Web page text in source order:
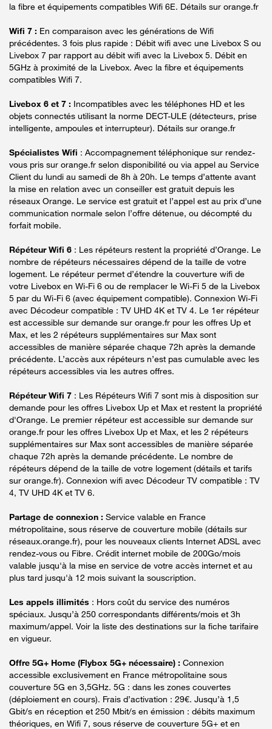
la fibre et équipements compatibles Wifi 6E. Détails sur orange.fr
Wifi 7 : En comparaison avec les générations de Wifi
précédentes. 3 fois plus rapide : Débit wifi avec une Livebox S ou
Livebox 7 par rapport au débit wifi avec la Livebox 5. Débit en
5GHz à proximité de la Livebox. Avec la fibre et équipements
compatibles Wifi 7.
Livebox 6 et 7 : Incompatibles avec les téléphones HD et les
objets connectés utilisant la norme DECT-ULE (détecteurs, prise
intelligente, ampoules et interrupteur). Détails sur orange.fr
Spécialistes Wifi : Accompagnement téléphonique sur rendez-
vous pris sur orange.fr selon disponibilité ou via appel au Service
Client du lundi au samedi de 8h à 20h. Le temps d’attente avant
la mise en relation avec un conseiller est gratuit depuis les
réseaux Orange. Le service est gratuit et l’appel est au prix d’une
communication normale selon l’offre détenue, ou décompté du
forfait mobile.
Répéteur Wifi 6 : Les répéteurs restent la propriété d’Orange. Le
nombre de répéteurs nécessaires dépend de la taille de votre
logement. Le répéteur permet d’étendre la couverture wifi de
votre Livebox en Wi-Fi 6 ou de remplacer le Wi-Fi 5 de la Livebox
5 par du Wi-Fi 6 (avec équipement compatible). Connexion Wi-Fi
avec Décodeur compatible : TV UHD 4K et TV 4. Le 1er répéteur
est accessible sur demande sur orange.fr pour les offres Up et
Max, et les 2 répéteurs supplémentaires sur Max sont
accessibles de manière séparée chaque 72h après la demande
précédente. L’accès aux répéteurs n’est pas cumulable avec les
répéteurs accessibles via les autres offres.
Répéteur Wifi 7 : Les Répéteurs Wifi 7 sont mis à disposition sur
demande pour les offres Livebox Up et Max et restent la propriété
d'Orange. Le premier répéteur est accessible sur demande sur
orange.fr pour les offres Livebox Up et Max, et les 2 répéteurs
supplémentaires sur Max sont accessibles de manière séparée
chaque 72h après la demande précédente. Le nombre de
répéteurs dépend de la taille de votre logement (détails et tarifs
sur orange.fr). Connexion wifi avec Décodeur TV compatible : TV
4, TV UHD 4K et TV 6.
Partage de connexion : Service valable en France
métropolitaine, sous réserve de couverture mobile (détails sur
réseaux.orange.fr), pour les nouveaux clients Internet ADSL avec
rendez-vous ou Fibre. Crédit internet mobile de 200Go/mois
valable jusqu'à la mise en service de votre accès internet et au
plus tard jusqu'à 12 mois suivant la souscription.
Les appels illimités : Hors coût du service des numéros
spéciaux. Jusqu’à 250 correspondants différents/mois et 3h
maximum/appel. Voir la liste des destinations sur la fiche tarifaire
en vigueur.
Offre 5G+ Home (Flybox 5G+ nécessaire) : Connexion
accessible exclusivement en France métropolitaine sous
couverture 5G en 3,5GHz. 5G : dans les zones couvertes
(déploiement en cours). Frais d’activation : 29€. Jusqu’à 1,5
Gbit/s en réception et 250 Mbit/s en émission : débits maximum
théoriques, en Wifi 7, sous réserve de couverture 5G+ et en